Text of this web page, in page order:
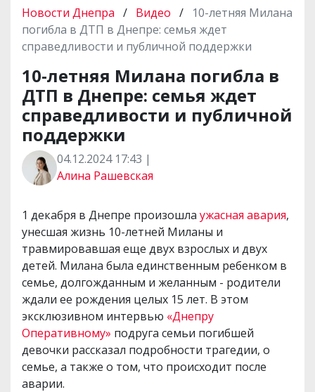
Новости Днепра / Видео /
10-летняя Милана
погибла в ДТП в Днепре: семья ждет
справедливости и публичной поддержки
10-летняя Милана погибла в
ДТП в Днепре: семья ждет
справедливости и публичной
поддержки
04.12.2024 17:43 |
Алина Рашевская
1 декабря в Днепре произошла ужасная авария,
унесшая жизнь 10-летней Миланы и
травмировавшая еще двух взрослых и двух
детей. Милана была единственным ребенком в
семье, долгожданным и желанным - родители
ждали ее рождения целых 15 лет. В этом
эксклюзивном интервью «Днепру
Оперативному» подруга семьи погибшей
девочки рассказал подробности трагедии, о
семье, а также о том, что происходит после
аварии.